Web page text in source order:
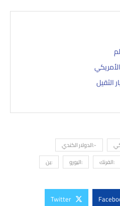
الثقيل
-:الدولار الكندي
:الفرنك :اليورو :ين
Twitter